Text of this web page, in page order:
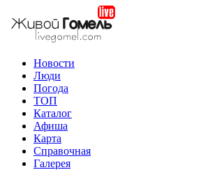
Новости
Люди
Погода
ТОП
Каталог
Афиша
Карта
Справочная
Галерея